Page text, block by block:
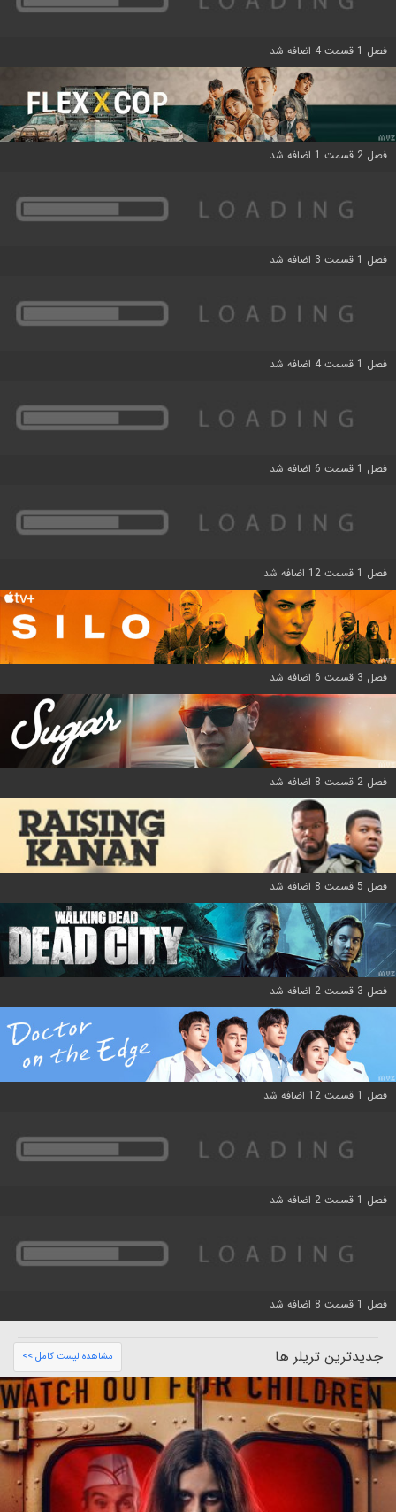
فصل 1 قسمت 4 اضافه شد
فصل 2 قسمت 1 اضافه شد
فصل 1 قسمت 3 اضافه شد
فصل 1 قسمت 4 اضافه شد
فصل 1 قسمت 6 اضافه شد
فصل 1 قسمت 12 اضافه شد
فصل 3 قسمت 6 اضافه شد
فصل 2 قسمت 8 اضافه شد
فصل 5 قسمت 8 اضافه شد
فصل 3 قسمت 2 اضافه شد
فصل 1 قسمت 12 اضافه شد
فصل 1 قسمت 2 اضافه شد
فصل 1 قسمت 8 اضافه شد
جدیدترین تریلر ها مشاهده لیست کامل >>